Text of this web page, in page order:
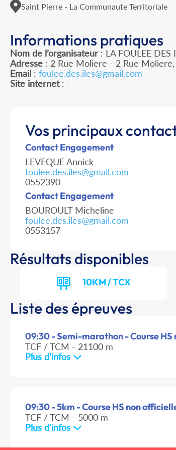
Saint Pierre - La Communaute Territoriale
Informations pratiques
Nom de l’organisateur : LA FOULEE DES
Adresse : 2 Rue Moliere - 2 Rue
Email : foulee.des.iles@gmail.com
Site internet: -
Vos principaux
Contact Engagement
LEVEQUE Annick
foulee.des.iles@gmail.com
0552390
Contact Engagement
BOUROULT Micheline
foulee.des.iles@gmail.com
0553157
Résultats disponibles
10KM / TCX
Liste des épreuves
09:30 - Semi-marathon - Course
TCF / TCM - 21100 m
Plus d'infos
09:30 - 5km - Course HS non
TCF / TCM - 5000 m
Plus d'infos